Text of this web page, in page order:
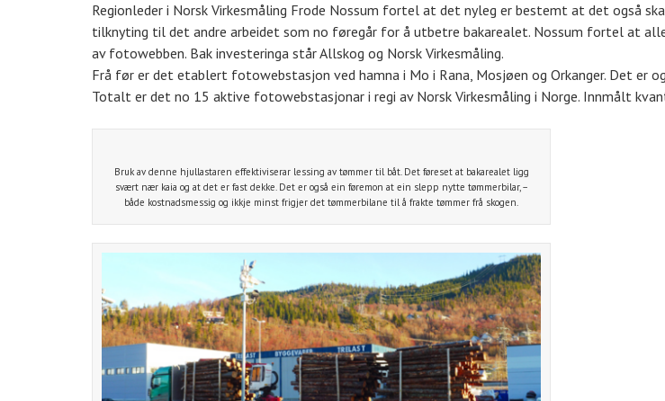
Regionleder i Norsk Virkesmåling Frode Nossum fortel at det nyleg er bestemt at det også
tilknyting til det andre arbeidet som no føregår for å utbetre bakarealet. Nossum fortel at
av fotowebben. Bak investeringa står Allskog og Norsk Virkesmåling.
Frå før er det etablert fotowebstasjon ved hamna i Mo i Rana, Mosjøen og Orkanger. Det er
Totalt er det no 15 aktive fotowebstasjonar i regi av Norsk Virkesmåling i Norge. Innmålt
Bruk av denne hjullastaren effektiviserar lessing av tømmer til båt. Det føreset at bakarealet ligg
svært nær kaia og at det er fast dekke. Det er også ein føremon at ein slepp nytte tømmerbilar, –
både kostnadsmessig og ikkje minst frigjer det tømmerbilane til å frakte tømmer frå skogen.